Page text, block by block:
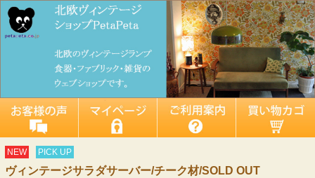
NEW PICK UP
ヴィンテージサラダサーバー/チーク材/SOLD OUT